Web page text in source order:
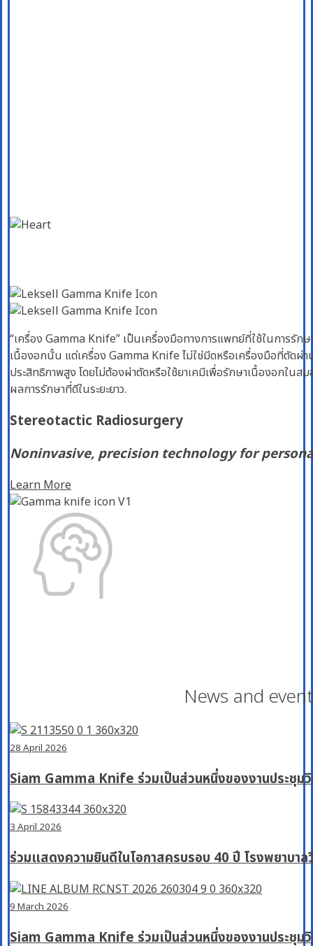
“เครื่อง Gamma Knife” เป็นเครื่องมือทางการแพทย์ที่ใช้ในการรัก
เนื้องอกนั้น แต่เครื่อง Gamma Knife ไม่ใช่มีดหรือเครื่องมือที่ตัดผ่
ประสิทธิภาพสูง โดยไม่ต้องผ่าตัดหรือใช้ยาเคมีเพื่อรักษาเนื้องอกใน
ผลการรักษาที่ดีในระยะยาว.
Stereotactic Radiosurgery
Noninvasive, precision technology for
Learn More
News and
28 April 2026
Siam Gamma Knife ร่วมเป็นส่วนหนึ่งของงานประ
3 April 2026
ร่วมแสดงความยินดีในโอกาสครบรอบ 40 ปี โรงพยาบ
9 March 2026
Siam Gamma Knife ร่วมเป็นส่วนหนึ่งของงานประชุมวิ